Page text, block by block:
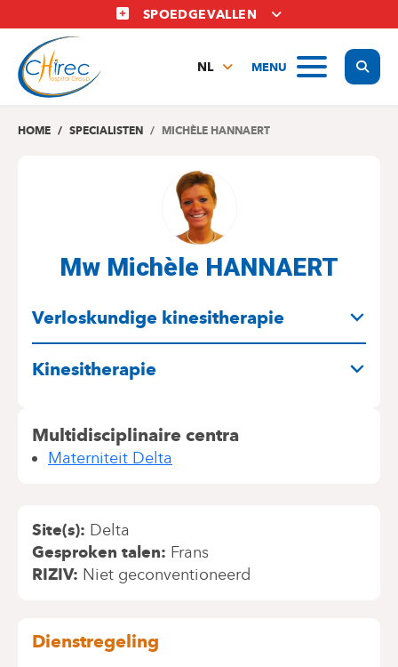
en
naar
inhoud
SPOEDGEVALLEN
MENU
NL
EN
HOME SPECIALISTEN MICHÈLE HANNAERT
Mw Michèle HANNAERT
Verloskundige kinesitherapie
Kinesitherapie
Multidisciplinaire centra
Materniteit Delta
Site(s) Delta
Gesproken talen Frans
RIZIV Niet geconventioneerd
Dienstregeling